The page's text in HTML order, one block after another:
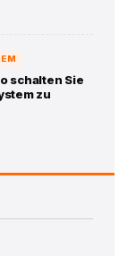
schalten Sie
zu